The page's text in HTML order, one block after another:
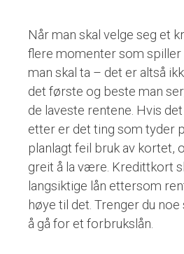
Når man skal velge seg et
flere momenter som spiller
man skal ta – det er altså
det første og beste man
de laveste rentene. Hvis
etter er det ting som tyder
planlagt feil bruk av kortet,
greit å la være. Kredittkort
langsiktige lån ettersom
høye til det. Trenger du
å gå for et forbrukslån.